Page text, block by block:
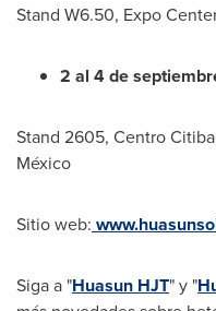
Stand W6.50, Expo
2 al 4 de
Stand 2605, Centro
México
Sitio web:
Siga a "Huasun HJT" y "